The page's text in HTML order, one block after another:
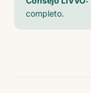
completo.